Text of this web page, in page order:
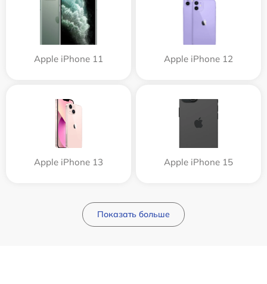
Apple iPhone 11 Apple iPhone 12
Apple iPhone 13 Apple iPhone 15
Показать больше